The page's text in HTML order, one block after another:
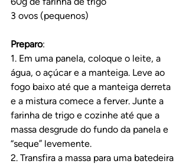
3 ovos (pequenos)
Preparo:
1. Em uma panela, coloque o leite, a
água, o açúcar e a manteiga. Leve ao
fogo baixo até que a manteiga derreta
e a mistura comece a ferver. Junte a
farinha de trigo e cozinhe até que a
massa desgrude do fundo da panela e
“seque” levemente.
2. Transfira a massa para uma batedeira